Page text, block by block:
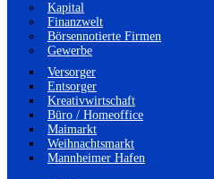
Kapital
Finanzwelt
Börsennotierte Firmen
Gewerbe
Versorger
Entsorger
Kreativwirtschaft
Büro / Homeoffice
Maimarkt
Weihnachtsmarkt
Mannheimer Hafen